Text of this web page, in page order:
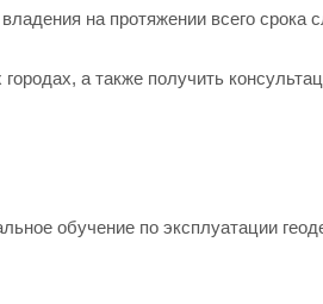
на протяжении всего срока
а также получить
обучение по эксплуатации